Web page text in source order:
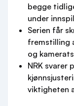
begge
under
Serien får
fremstilling
og
NRK svarer
viktigheten